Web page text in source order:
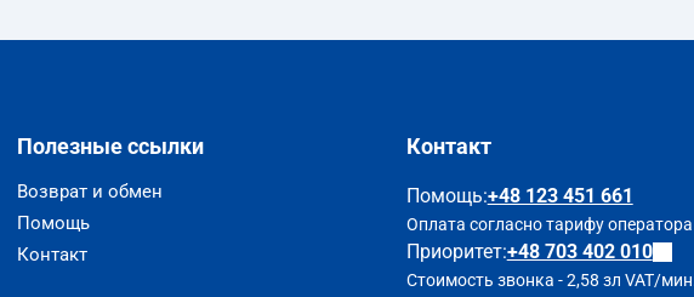
Полезные ссылки
Возврат и обмен
Помощь
Контакт
Контакт
Помощь:+48 123 451 661
Оплата согласно тарифу оператора
Приоритет:+48 703 402 010
Стоимость звонка - 2,58 зл VAT/